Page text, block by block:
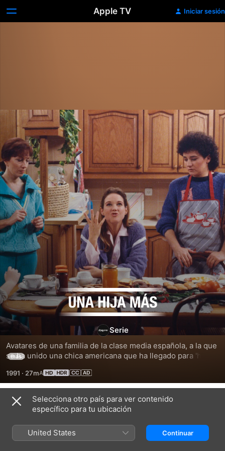
Apple TV Iniciar sesión
Una
hija
más
Serie
Avatares de una familia de la clase media española, a la que
se ha unido una chica americana que ha llegado para 'hacer
más
1991 · 27m
Temporada 1
Selecciona otro país para ver contenido
específico para tu ubicación
United States Continuar